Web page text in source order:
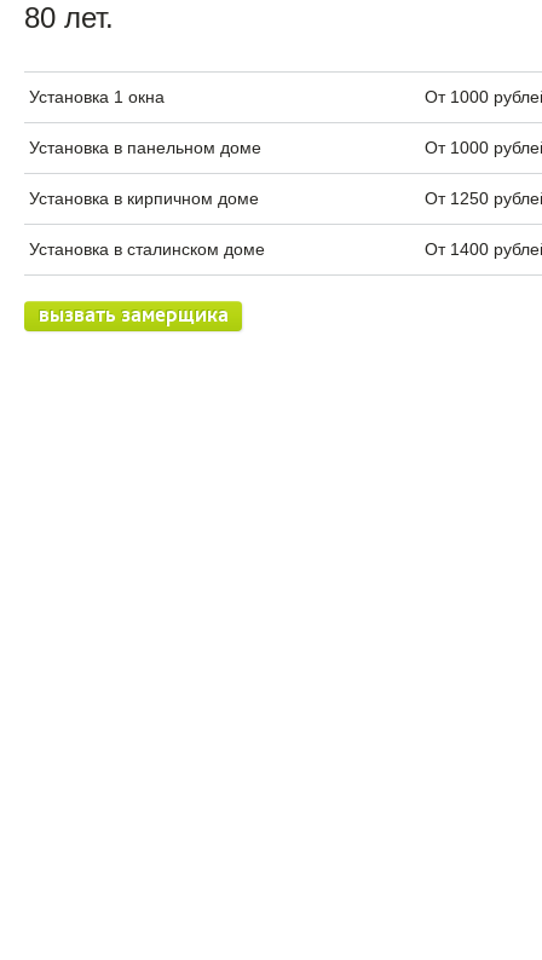
80 лет.
Установка 1 окна От 1000
Установка в панельном доме От 1000
Установка в кирпичном доме От 1250
Установка в сталинском доме От 1400
вызвать замерщика